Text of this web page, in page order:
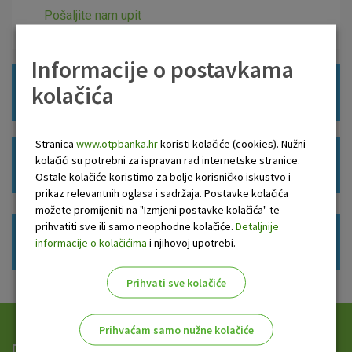
Pošaljite nam upit
Dokumenti za ugovaranje
Korisne informacije
Posjetite najbližu poslovnicu
Informacije o postavkama
kolačića
Stranica www.otpbanka.hrkoristi kolačiće (cookies). Nužni
kolačići su potrebni za ispravan rad internetske stranice.
Ostale kolačiće koristimo za bolje korisničko iskustvo i
prikaz relevantnih oglasa i sadržaja. Postavke kolačića
možete promijeniti na "Izmjeni postavke kolačića" te
prihvatiti sve ili samo neophodne kolačiće. Detaljnije
informacije o kolačićima i njihovoj upotrebi.
Prihvati sve kolačiće
Prihvaćam samo nužne kolačiće